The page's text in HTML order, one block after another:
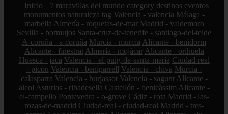
Inicio 7 maravillas del mundo category destinos eventos
monumentos naturaleza tag Valencia - valencia Málaga -
marbella Almería - roquetas-de-mar Madrid - valdemoro
Sevilla - bormujos Santa-cruz-de-tenerife - santiago-del-teide
A-coruña - a-coruña Murcia - murcia Alicante - benidorm
Alicante - finestrat Almería - mojácar Alicante - orihuela
Huesca - jaca Valencia - el-puig-de-santa-maría Ciudad-real
- picón Valencia - beniparrell Valencia - chiva Murcia -
calasparra Valencia - burjassot Valencia - sagunt Alicante -
alcoi Asturias - ribadesella Castellón - benicàssim Alicante -
el-campello Pontevedra - o-grove Cádiz - rota Madrid - las-
rozas-de-madrid Ciudad-real - ciudad-real Madrid - tres-